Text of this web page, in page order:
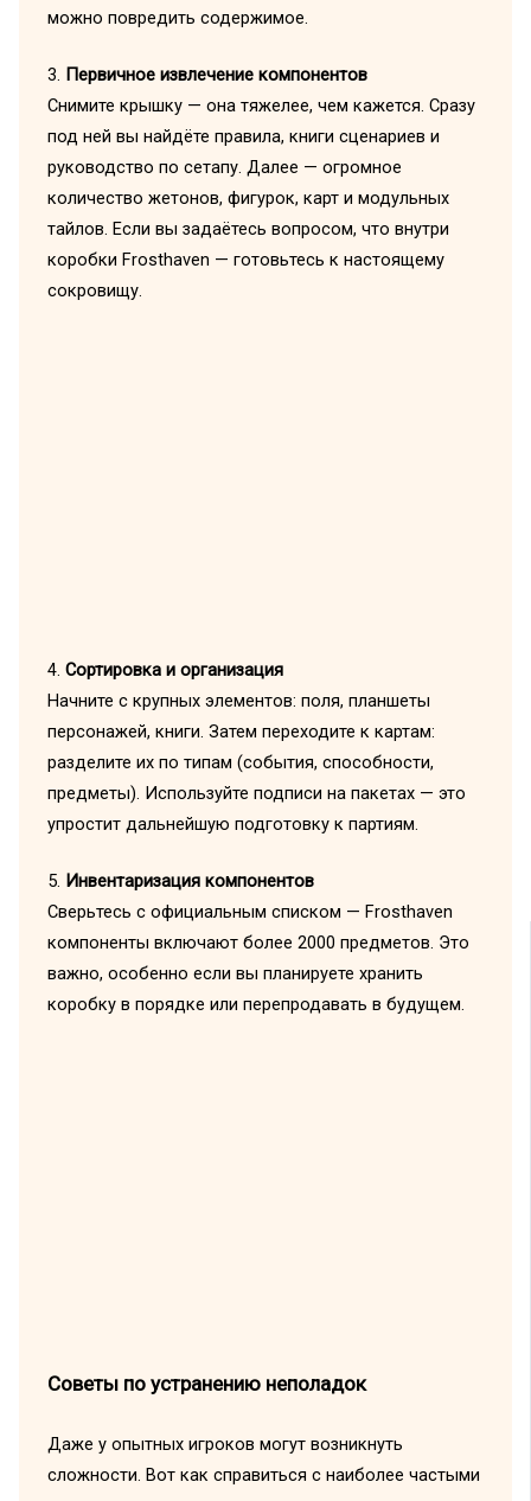
можно повредить содержимое.
3. Первичное извлечение компонентов
Снимите крышку — она тяжелее, чем кажется. Сразу
под ней вы найдёте правила, книги сценариев и
руководство по сетапу. Далее — огромное
количество жетонов, фигурок, карт и модульных
тайлов. Если вы задаётесь вопросом, что внутри
коробки Frosthaven — готовьтесь к настоящему
сокровищу.
4. Сортировка и организация
Начните с крупных элементов: поля, планшеты
персонажей, книги. Затем переходите к картам:
разделите их по типам (события, способности,
предметы). Используйте подписи на пакетах — это
упростит дальнейшую подготовку к партиям.
5. Инвентаризация компонентов
Сверьтесь с официальным списком — Frosthaven
компоненты включают более 2000 предметов. Это
важно, особенно если вы планируете хранить
коробку в порядке или перепродавать в будущем.
Советы по устранению неполадок
Даже у опытных игроков могут возникнуть
сложности. Вот как справиться с наиболее частыми